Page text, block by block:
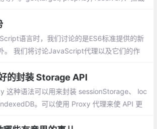
语言时，我们讨论的是ES6标准提供的新
。 我们将讨论JavaScript代理以及它们的作
的封装 Storage API
这种语法可以用来封装 sessionStorage、 loc
。可以使用 Proxy 代理来使 API 更